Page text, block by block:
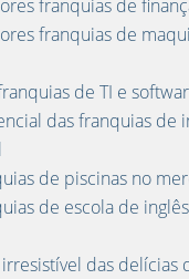
franquias de
franquias de
de TI e
das franquias de
de piscinas no
de escola de
das delícias